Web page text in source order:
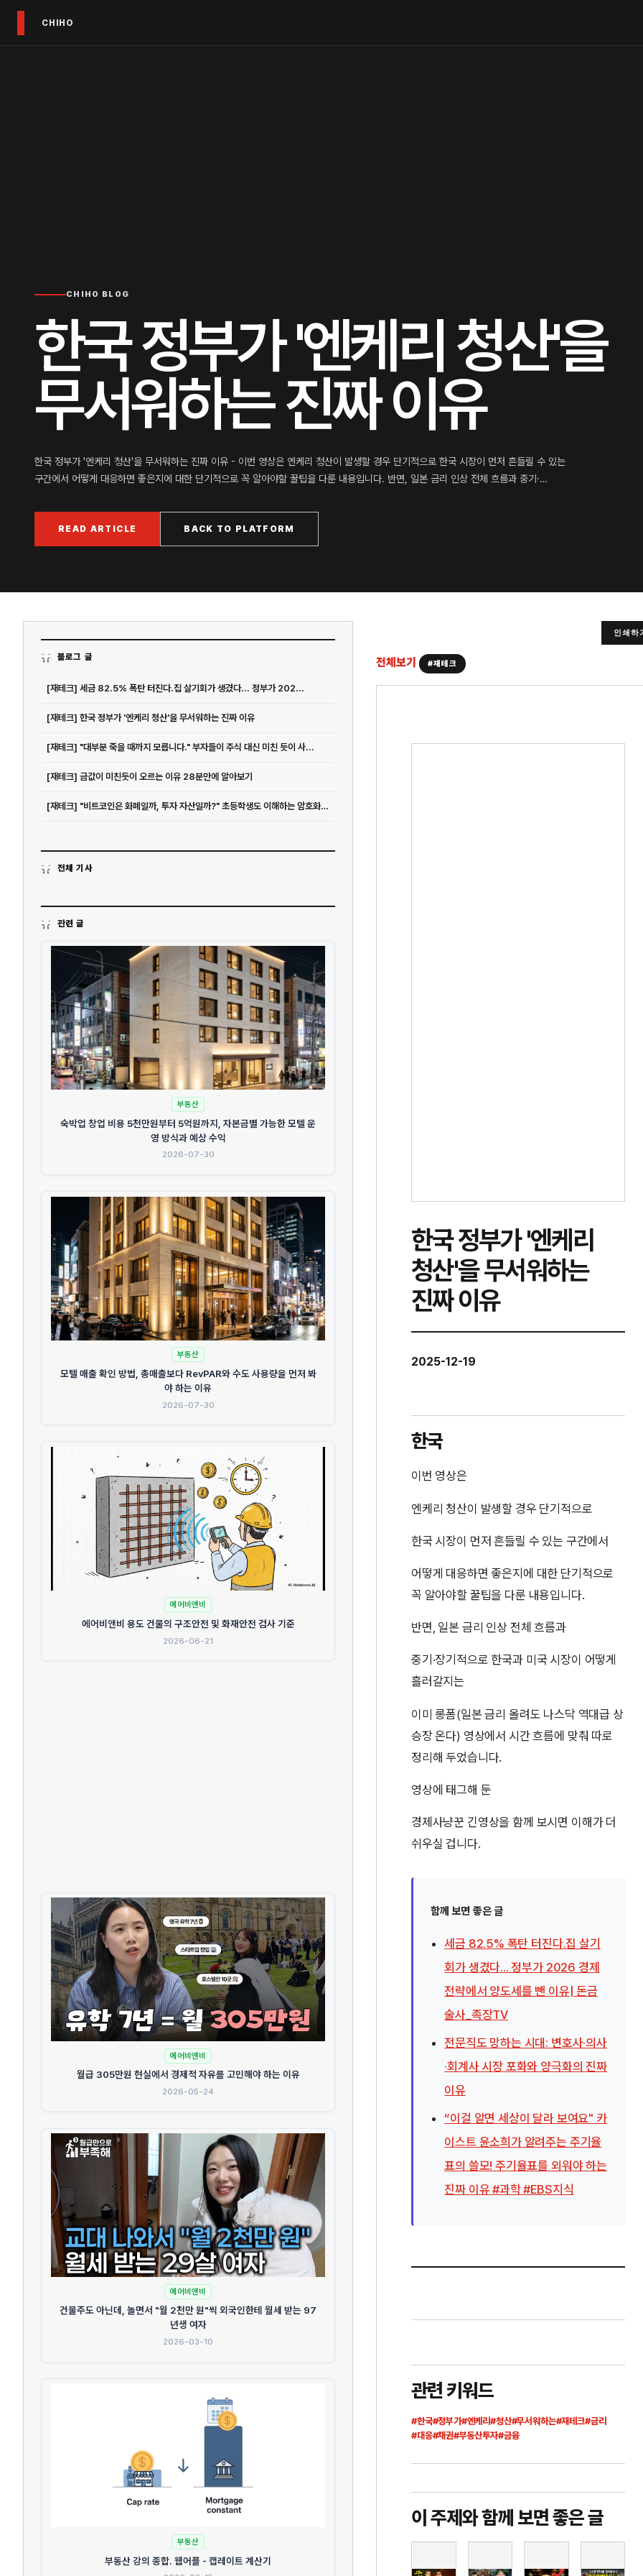
CHIHO
CHIHO BLOG
한국 정부가 '엔케리 청산'을
무서워하는 진짜 이유
한국 정부가 '엔케리 청산'을 무서워하는 진짜 이유 - 이번 영상은 엔케리 청산이 발생할 경우 단기적으로 한국 시장이 먼저 흔들릴 수 있는
구간에서 어떻게 대응하면 좋은지에 대한 단기적으로 꼭 알아야할 꿀팁을 다룬 내용입니다. 반면, 일본 금리 인상 전체 흐름과 중기·…
READ ARTICLE BACK TO PLATFORM
블로그 글
[재테크] 세금 82.5% 폭탄 터진다.집 살기회가 생겼다... 정부가 202...
[재테크] 한국 정부가 '엔케리 청산'을 무서워하는 진짜 이유
[재테크] "대부분 죽을 때까지 모릅니다." 부자들이 주식 대신 미친 듯이 사...
[재테크] 금값이 미친듯이 오르는 이유 28분만에 알아보기
[재테크] "비트코인은 화폐일까, 투자 자산일까?" 초등학생도 이해하는 암호화폐의 모든것
전체 기사
관련 글
부동산
숙박업 창업 비용 5천만원부터 5억원까지, 자본금별 가능한 모텔 운
영 방식과 예상 수익
2026-07-30
부동산
모텔 매출 확인 방법, 총매출보다 RevPAR와 수도 사용량을 먼저 봐
야 하는 이유
2026-07-30
에어비앤비
에어비앤비 용도 건물의 구조안전 및 화재안전 검사 기준
2026-06-21
에어비앤비
월급 305만원 현실에서 경제적 자유를 고민해야 하는 이유
2026-05-24
에어비앤비
건물주도 아닌데, 놀면서 "월 2천만 원"씩 외국인한테 월세 받는 97
년생 여자
2026-03-10
부동산
부동산 강의 종합. 웹어플 - 캡레이트 계산기
인쇄하
전체보기 #재테크
한국 정부가 '엔케리
청산'을 무서워하는
진짜 이유
2025-12-19
한국
이번 영상은
엔케리 청산이 발생할 경우 단기적으로
한국 시장이 먼저 흔들릴 수 있는 구간에서
어떻게 대응하면 좋은지에 대한 단기적으로
꼭 알아야할 꿀팁을 다룬 내용입니다.
반면, 일본 금리 인상 전체 흐름과
중기·장기적으로 한국과 미국 시장이 어떻게
흘러갈지는
이미 롱폼(일본 금리 올려도 나스닥 역대급 상
승장 온다) 영상에서 시간 흐름에 맞춰 따로
정리해 두었습니다.
영상에 태그해 둔
경제사냥꾼 긴영상을 함께 보시면 이해가 더
쉬우실 겁니다.
함께 보면 좋은 글
세금 82.5% 폭탄 터진다.집 살기
회가 생겼다... 정부가 2026 경제
전략에서 양도세를 뺀 이유| 돈금
술사_족장TV
전문직도 망하는 시대: 변호사·의사
·회계사 시장 포화와 양극화의 진짜
이유
“이걸 알면 세상이 달라 보여요" 카
이스트 윤소희가 알려주는 주기율
표의 쓸모! 주기율표를 외워야 하는
진짜 이유 #과학 #EBS지식
관련 키워드
#한국#정부가#엔케리#청산#무서워하는#재테크#금리
#대응#채권#부동산투자#금융
이 주제와 함께 보면 좋은 글